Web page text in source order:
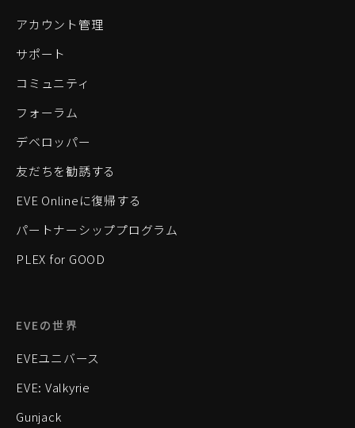
アカウント管理
サポート
コミュニティ
フォーラム
デベロッパー
友だちを勧誘する
EVE Onlineに復帰する
パートナーシッププログラム
PLEX for GOOD
EVEの世界
EVEユニバース
EVE: Valkyrie
Gunjack